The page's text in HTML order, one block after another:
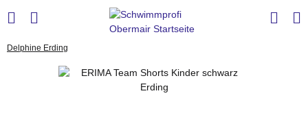
Delphine Erding